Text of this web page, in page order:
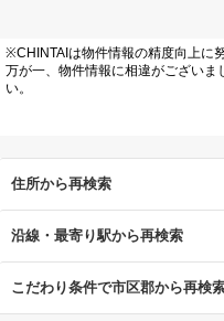
※CHINTAIは物件情報の精度向上に
万が一、物件情報に相違がございま
い。
住所から再検索
沿線・最寄り駅から再検索
こだわり条件で市区郡から再検